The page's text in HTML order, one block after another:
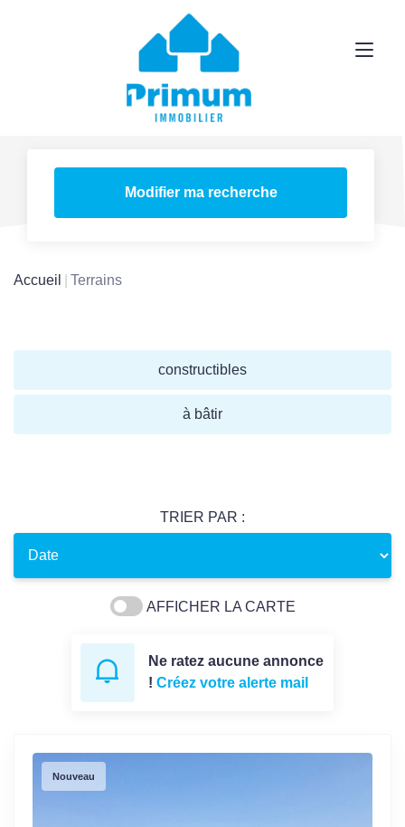
Modifier ma recherche
Accueil Terrains
constructibles
à bâtir
TRIER PAR :
AFFICHER LA CARTE
Ne ratez aucune annonce
! Créez votre alerte mail
Nouveau